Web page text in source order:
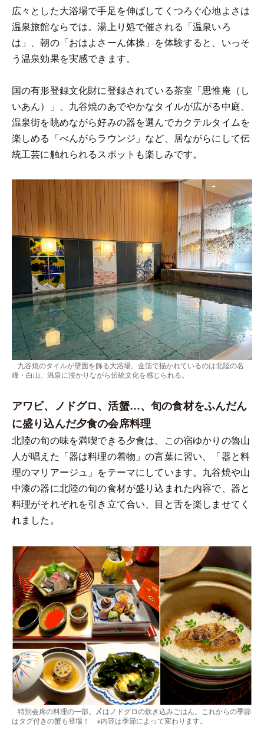
広々とした大浴場で手足を伸ばしてくつろぐ心地よさは
温泉旅館ならでは。湯上り処で催される「温泉いろ
は」、朝の「おはよさーん体操」を体験すると、いっそ
う温泉効果を実感できます。
国の有形登録文化財に登録されている茶室「思惟庵（し
いあん）」、九谷焼のあでやかなタイルが広がる中庭、
温泉街を眺めながら好みの器を選んでカクテルタイムを
楽しめる「べんがらラウンジ」など、居ながらにして伝
統工芸に触れられるスポットも楽しみです。
九谷焼のタイルが壁面を飾る大浴場。金箔で描かれているのは北陸の名
峰・白山。温泉に浸かりながら伝統文化を感じられる。
アワビ、ノドグロ、活蟹…、旬の食材をふんだん
に盛り込んだ夕食の会席料理
北陸の旬の味を満喫できる夕食は、この宿ゆかりの魯山
人が唱えた「器は料理の着物」の言葉に習い、「器と料
理のマリアージュ」をテーマにしています。九谷焼や山
中漆の器に北陸の旬の食材が盛り込まれた内容で、器と
料理がそれぞれを引き立て合い、目と舌を楽しませてく
れました。
特別会席の料理の一部。〆はノドグロの炊き込みごはん。これからの季節
はタグ付きの蟹も登場！ ※内容は季節によって変わります。